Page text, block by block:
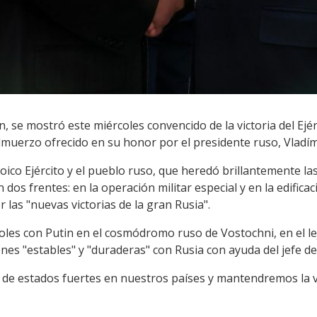
se mostró este miércoles convencido de la victoria del
ofrecido en su honor por el presidente ruso,
Ejército y el pueblo ruso, que heredó brillantemente
frentes: en la operación militar especial y en la
"nuevas victorias de la gran Rusia".
con Putin en el cosmódromo ruso de Vostochni, en el
"estables" y "duraderas" con Rusia con ayuda del jefe
estados fuertes en nuestros países y mantendremos la